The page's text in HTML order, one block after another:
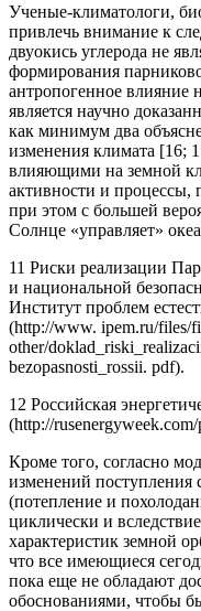
Ученые-климатологи,
привлечь внимание к
двуокись углерода не
формирования
антропогенное влияние
является научно
как минимум два
изменения климата [16;
влияющими на земной
активности и
при этом с большей
Солнце «управляет»
11 Риски реализации
и национальной
Институт проблем
(http://www. ipem.ru/files/
other/
bezopasnosti_rossii. pdf).
12 Российская
(http://
Кроме того, согласно
изменений поступления
(потепление и
циклически и
характеристик земной
что все имеющиеся
пока еще не обладают
обоснованиями, чтобы